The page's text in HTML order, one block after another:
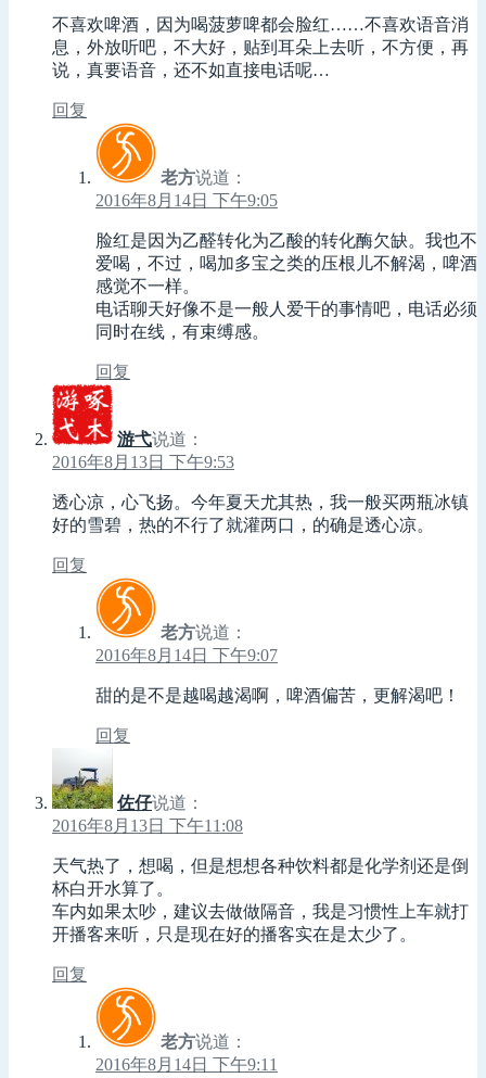
不喜欢啤酒，因为喝菠萝啤都会脸红……不喜欢语音消
息，外放听吧，不大好，贴到耳朵上去听，不方便，再
说，真要语音，还不如直接电话呢…
回复
老方说道：
2016年8月14日 下午9:05
脸红是因为乙醛转化为乙酸的转化酶欠缺。我也不
爱喝，不过，喝加多宝之类的压根儿不解渴，啤酒
感觉不一样。
电话聊天好像不是一般人爱干的事情吧，电话必须
同时在线，有束缚感。
回复
游弋说道：
2016年8月13日 下午9:53
透心凉，心飞扬。今年夏天尤其热，我一般买两瓶冰镇
好的雪碧，热的不行了就灌两口，的确是透心凉。
回复
老方说道：
2016年8月14日 下午9:07
甜的是不是越喝越渴啊，啤酒偏苦，更解渴吧！
回复
佐仔说道：
2016年8月13日 下午11:08
天气热了，想喝，但是想想各种饮料都是化学剂还是倒
杯白开水算了。
车内如果太吵，建议去做做隔音，我是习惯性上车就打
开播客来听，只是现在好的播客实在是太少了。
回复
老方说道：
2016年8月14日 下午9:11